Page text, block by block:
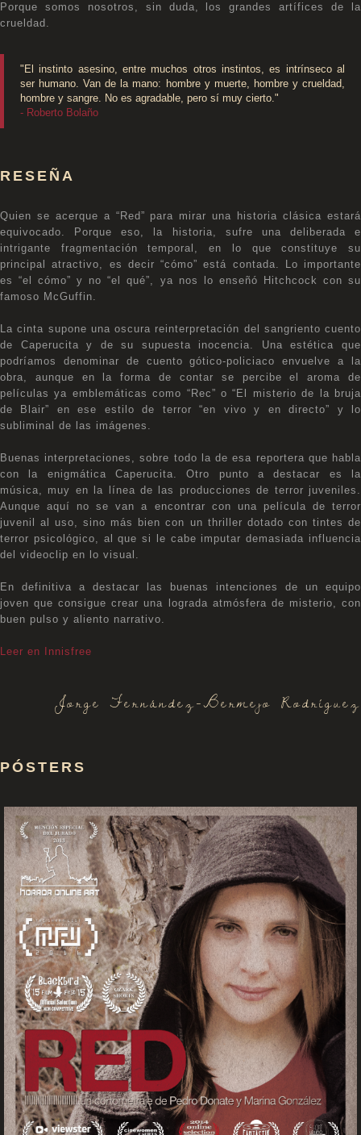
Porque somos nosotros, sin duda, los grandes artífices de la
crueldad.
"El instinto asesino, entre muchos otros instintos, es intrínseco al
ser humano. Van de la mano: hombre y muerte, hombre y crueldad,
hombre y sangre. No es agradable, pero sí muy cierto."
- Roberto Bolaño
RESEÑA
Quien se acerque a “Red” para mirar una historia clásica estará
equivocado. Porque eso, la historia, sufre una deliberada e
intrigante fragmentación temporal, en lo que constituye su
principal atractivo, es decir “cómo” está contada. Lo importante
es “el cómo” y no “el qué”, ya nos lo enseñó Hitchcock con su
famoso McGuffin.
La cinta supone una oscura reinterpretación del sangriento cuento
de Caperucita y de su supuesta inocencia. Una estética que
podríamos denominar de cuento gótico-policiaco envuelve a la
obra, aunque en la forma de contar se percibe el aroma de
películas ya emblemáticas como “Rec” o “El misterio de la bruja
de Blair” en ese estilo de terror “en vivo y en directo” y lo
subliminal de las imágenes.
Buenas interpretaciones, sobre todo la de esa reportera que habla
con la enigmática Caperucita. Otro punto a destacar es la
música, muy en la línea de las producciones de terror juveniles.
Aunque aquí no se van a encontrar con una película de terror
juvenil al uso, sino más bien con un thriller dotado con tintes de
terror psicológico, al que si le cabe imputar demasiada influencia
del videoclip en lo visual.
En definitiva a destacar las buenas intenciones de un equipo
joven que consigue crear una lograda atmósfera de misterio, con
buen pulso y aliento narrativo.
Leer en Innisfree
Jorge Fernández-Bermejo Rodríguez
PÓSTERS